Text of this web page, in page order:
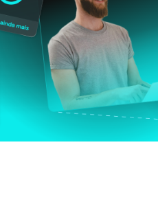
Alavanque
Segurança
Hospedagem
Domínios